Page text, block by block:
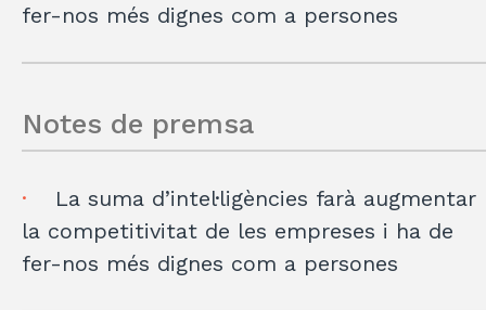
fer-nos més dignes com a persones
Notes de premsa
La suma d’intel·ligències farà augmentar
la competitivitat de les empreses i ha de
fer-nos més dignes com a persones